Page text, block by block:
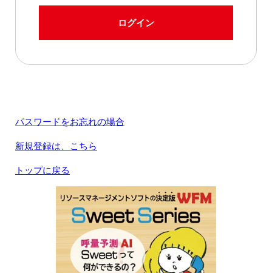
ログイン
パスワードをお忘れの場合
新規登録は、こちら
トップに戻る